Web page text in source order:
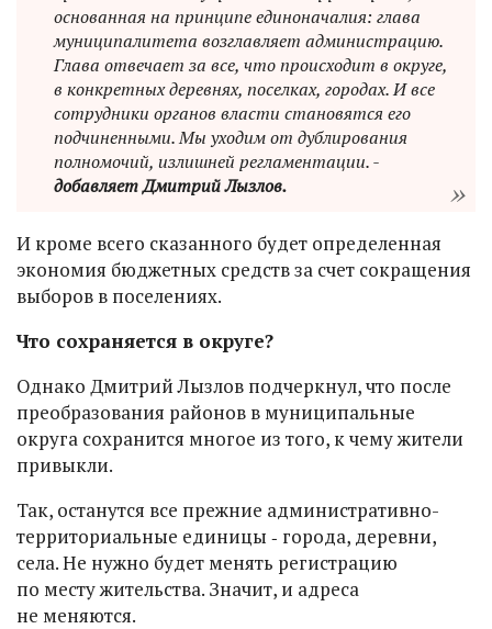
основанная на принципе единоначалия: глава
муниципалитета возглавляет администрацию.
Глава отвечает за все, что происходит в округе,
в конкретных деревнях, поселках, городах. И все
сотрудники органов власти становятся его
подчиненными. Мы уходим от дублирования
полномочий, излишней регламентации. -
добавляет Дмитрий Лызлов.
И кроме всего сказанного будет определенная
экономия бюджетных средств за счет сокращения
выборов в поселениях.
Что сохраняется в округе?
Однако Дмитрий Лызлов подчеркнул, что после
преобразования районов в муниципальные
округа сохранится многое из того, к чему жители
привыкли.
Так, останутся все прежние административно-
территориальные единицы ‑ города, деревни,
села. Не нужно будет менять регистрацию
по месту жительства. Значит, и адреса
не меняются.